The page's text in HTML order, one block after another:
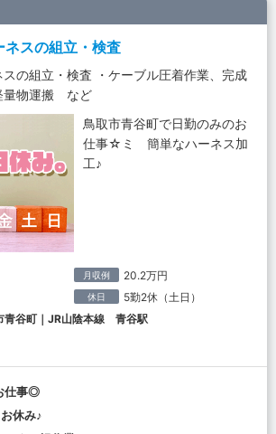
スの組立・検査
の組立・検査 ・ケーブル圧着作業、完成
量物運搬 など
鳥取市青谷町で日勤のみのお
仕事☆ミ 簡単なハーネス加
工♪
月収例 20.2万円
休日 5勤2休（土日）
青谷町｜JR山陰本線 青谷駅
仕事◎
休み♪